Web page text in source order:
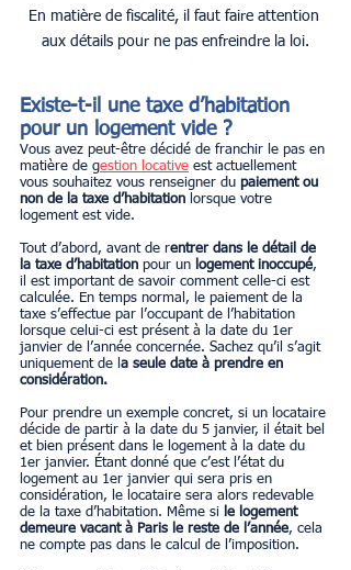
En matière de fiscalité, il faut faire attention
aux détails pour ne pas enfreindre la loi.
Existe-t-il une taxe d’habitation
pour un logement vide ?
Vous avez peut-être décidé de franchir le pas en
matière de gestion locative est actuellement
vous souhaitez vous renseigner du paiement ou
non de la taxe d’habitation lorsque votre
logement est vide.
Tout d’abord, avant de rentrer dans le détail de
la taxe d’habitation pour un logement inoccupé,
il est important de savoir comment celle-ci est
calculée. En temps normal, le paiement de la
taxe s’effectue par l’occupant de l’habitation
lorsque celui-ci est présent à la date du 1er
janvier de l’année concernée. Sachez qu’il s’agit
uniquement de l a seule date à prendre en
considération.
Pour prendre un exemple concret, si un locataire
décide de partir à la date du 5 janvier, il était bel
et bien présent dans le logement à la date du
1er janvier. Étant donné que c’est l’état du
logement au 1er janvier qui sera pris en
considération, le locataire sera alors redevable
de la taxe d’habitation. Même si
le logement
demeure vacant à Paris le reste de l’année, cela
ne compte pas dans le calcul de l’imposition.